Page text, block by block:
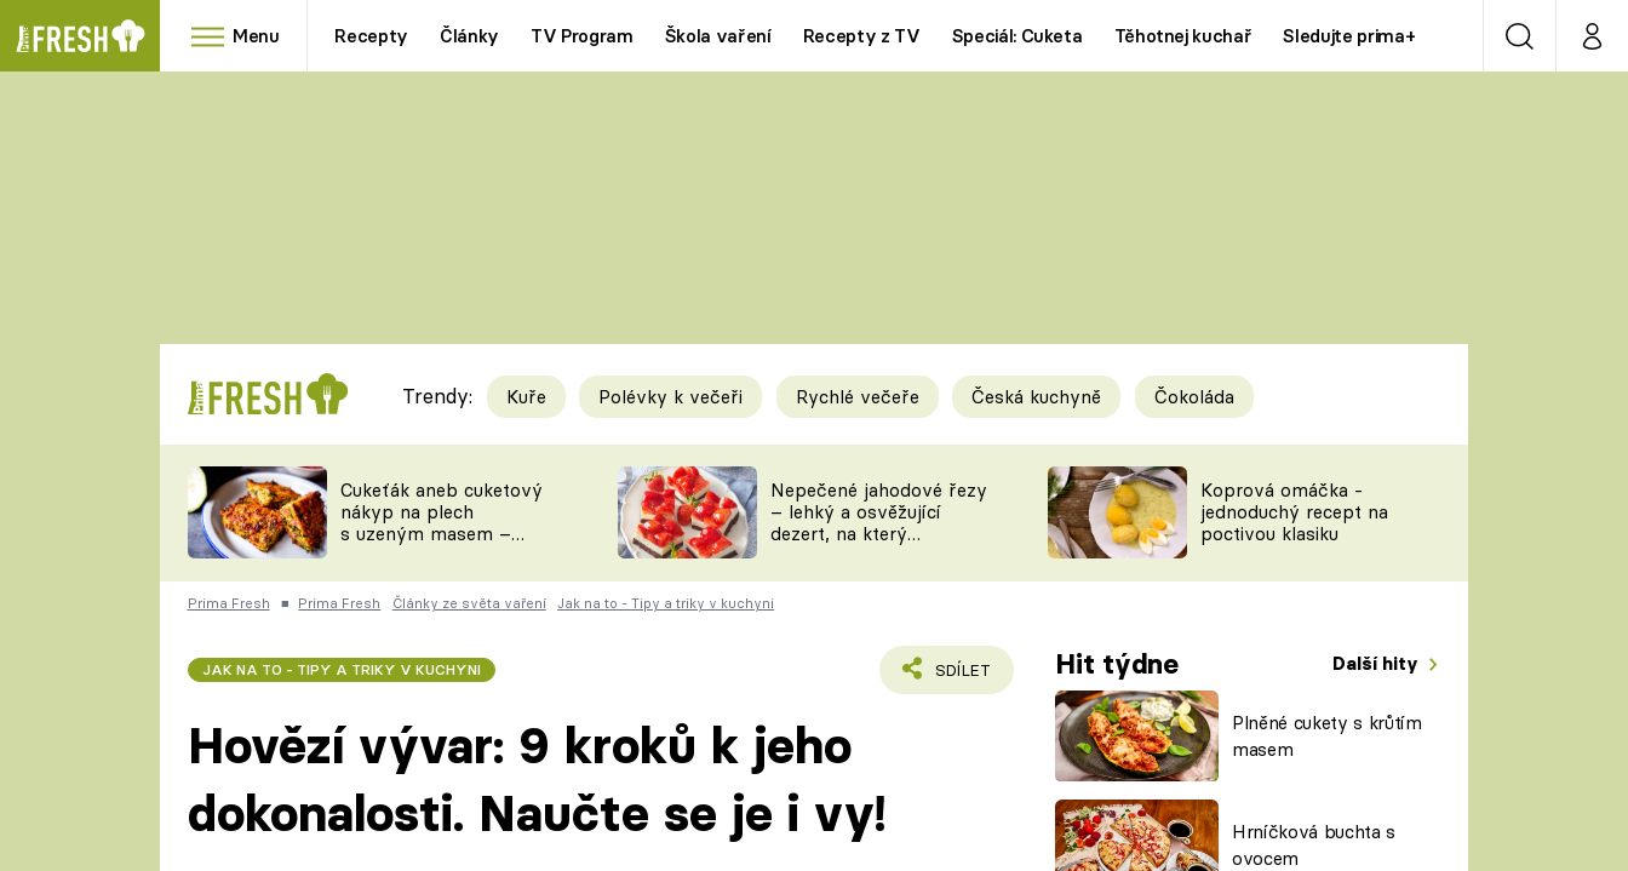
Menu Recepty Články TV Program Škola vaření Recepty z TV Speciál: Cuketa Těhotnej kuchař Sledujte prima+ VyhledáváníMůj
RYCHLOVKY
Videorecepty
TEĎ VAŘÍ ŠÉF!
ČESKO NA TALÍŘI
DOMÁCÍ
KUCHAŘKA
Tipy a triky
KAM ZA JÍDLEM
VYCHYTÁVKY
Novinky
ŠÉFREDAKTORKY
ČASOPIS
Prima LAJK
Sledujte nás
Trendy: Kuře Polévky k večeři Rychlé večeře Česká kuchyně Čokoláda
Cukeťák aneb cuketový
nákyp na plech
s uzeným masem –
zpracovat přerostlé
cukety
Nepečené jahodové řezy
– lehký a osvěžující
dezert, na který
Koprová omáčka -
jednoduchý recept na
poctivou klasiku
Prima Fresh ■ Prima Fresh Články ze světa vaření Jak na to - Tipy a triky v kuchyni
JAK NA TO - TIPY A TRIKY V KUCHYNI SDÍLET Hit týdne Další hity
Plněné cukety s krůtím
masem
Hrníčková buchta s
ovocem
Hovězí vývar: 9 kroků k jeho
dokonalosti. Naučte se je i vy!